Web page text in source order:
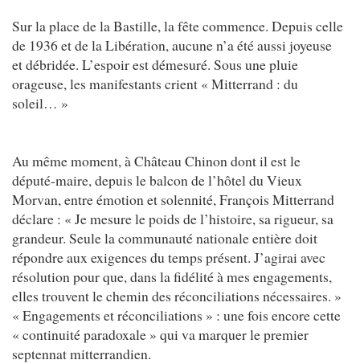
Sur la place de la Bastille, la fête commence. Depuis celle
de 1936 et de la Libération, aucune n’a été aussi joyeuse
et débridée. L’espoir est démesuré. Sous une pluie
orageuse, les manifestants crient « Mitterrand : du
soleil… »
Au même moment, à Château Chinon dont il est le
député-maire, depuis le balcon de l’hôtel du Vieux
Morvan, entre émotion et solennité, François Mitterrand
déclare : « Je mesure le poids de l’histoire, sa rigueur, sa
grandeur. Seule la communauté nationale entière doit
répondre aux exigences du temps présent. J’agirai avec
résolution pour que, dans la fidélité à mes engagements,
elles trouvent le chemin des réconciliations nécessaires. »
« Engagements et réconciliations » : une fois encore cette
« continuité paradoxale » qui va marquer le premier
septennat mitterrandien.